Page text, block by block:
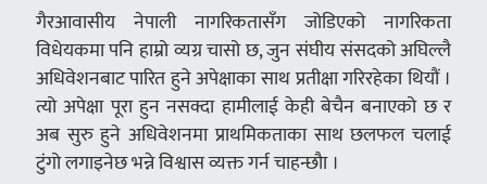
गैरआवासीय नेपाली नागरिकतासँग जोडिएको नागरिकता
विधेयकमा पनि हाम्रो व्यग्र चासो छ, जुन संघीय संसदको अघिल्लै
अधिवेशनबाट पारित हुने अपेक्षाका साथ प्रतीक्षा गरिरहेका थियौं ।
त्यो अपेक्षा पूरा हुन नसक्दा हामीलाई केही बेचैन बनाएको छ र
अब सुरु हुने अधिवेशनमा प्राथमिकताका साथ छलफल चलाई
टुंगो लगाइनेछ भन्ने विश्वास व्यक्त गर्न चाहन्छौा ।